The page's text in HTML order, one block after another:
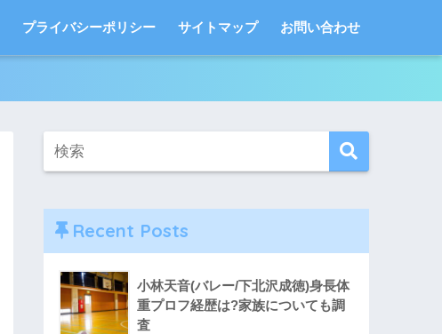
プライバシーポリシー サイトマップ お問い合わせ
Recent Posts
小林天音(バレー/下北沢成徳)身長体
重プロフ経歴は?家族についても調
査